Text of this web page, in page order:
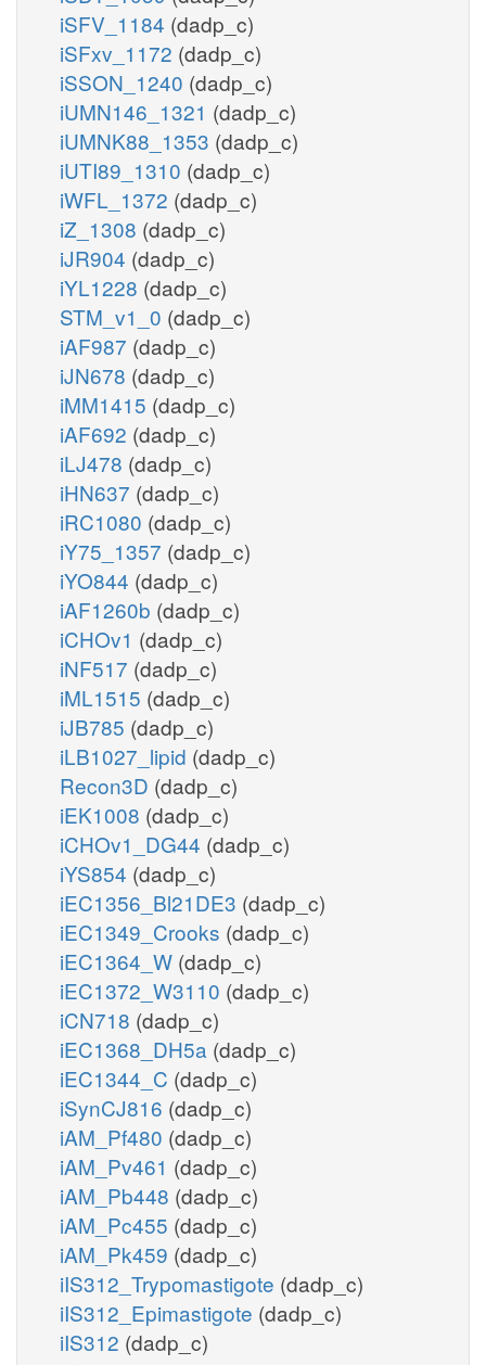
iSFV_1184 (dadp_c)
iSFxv_1172 (dadp_c)
iSSON_1240 (dadp_c)
iUMN146_1321 (dadp_c)
iUMNK88_1353 (dadp_c)
iUTI89_1310 (dadp_c)
iWFL_1372 (dadp_c)
iZ_1308 (dadp_c)
iJR904 (dadp_c)
iYL1228 (dadp_c)
STM_v1_0 (dadp_c)
iAF987 (dadp_c)
iJN678 (dadp_c)
iMM1415 (dadp_c)
iAF692 (dadp_c)
iLJ478 (dadp_c)
iHN637 (dadp_c)
iRC1080 (dadp_c)
iY75_1357 (dadp_c)
iYO844 (dadp_c)
iAF1260b (dadp_c)
iCHOv1 (dadp_c)
iNF517 (dadp_c)
iML1515 (dadp_c)
iJB785 (dadp_c)
iLB1027_lipid (dadp_c)
Recon3D (dadp_c)
iEK1008 (dadp_c)
iCHOv1_DG44 (dadp_c)
iYS854 (dadp_c)
iEC1356_Bl21DE3 (dadp_c)
iEC1349_Crooks (dadp_c)
iEC1364_W (dadp_c)
iEC1372_W3110 (dadp_c)
iCN718 (dadp_c)
iEC1368_DH5a (dadp_c)
iEC1344_C (dadp_c)
iSynCJ816 (dadp_c)
iAM_Pf480 (dadp_c)
iAM_Pv461 (dadp_c)
iAM_Pb448 (dadp_c)
iAM_Pc455 (dadp_c)
iAM_Pk459 (dadp_c)
iIS312_Trypomastigote (dadp_c)
iIS312_Epimastigote (dadp_c)
iIS312 (dadp_c)